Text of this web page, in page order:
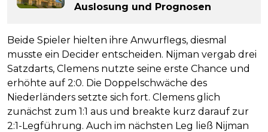
Auslosung und Prognosen
Beide Spieler hielten ihre Anwurflegs, diesmal
musste ein Decider entscheiden. Nijman vergab drei
Satzdarts, Clemens nutzte seine erste Chance und
erhöhte auf 2:0. Die Doppelschwäche des
Niederländers setzte sich fort. Clemens glich
zunächst zum 1:1 aus und breakte kurz darauf zur
2:1-Legführung. Auch im nächsten Leg ließ Nijman